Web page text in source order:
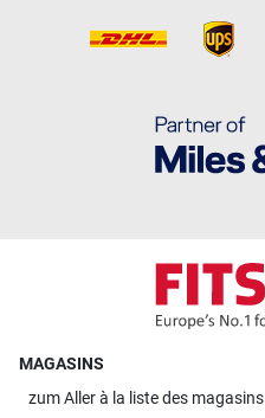
MAGASINS
zumAller à la liste des magasins